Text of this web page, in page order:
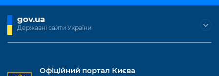
gov.ua
Державні сайти України
Офіційний портал Києва